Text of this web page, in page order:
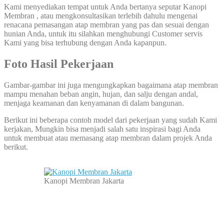
Kami menyediakan tempat untuk Anda bertanya seputar Kanopi
Membran , atau mengkonsultasikan terlebih dahulu mengenai
renacana pemasangan atap membran yang pas dan sesuai dengan
hunian Anda, untuk itu silahkan menghubungi Customer servis
Kami yang bisa terhubung dengan Anda kapanpun.
Foto Hasil Pekerjaan
Gambar-gambar ini juga mengungkapkan bagaimana atap membran
mampu menahan beban angin, hujan, dan salju dengan andal,
menjaga keamanan dan kenyamanan di dalam bangunan.
Berikut ini beberapa contoh model dari pekerjaan yang sudah Kami
kerjakan, Mungkin bisa menjadi salah satu inspirasi bagi Anda
untuk membuat atau memasang atap membran dalam projek Anda
berikut.
Kanopi Membran Jakarta